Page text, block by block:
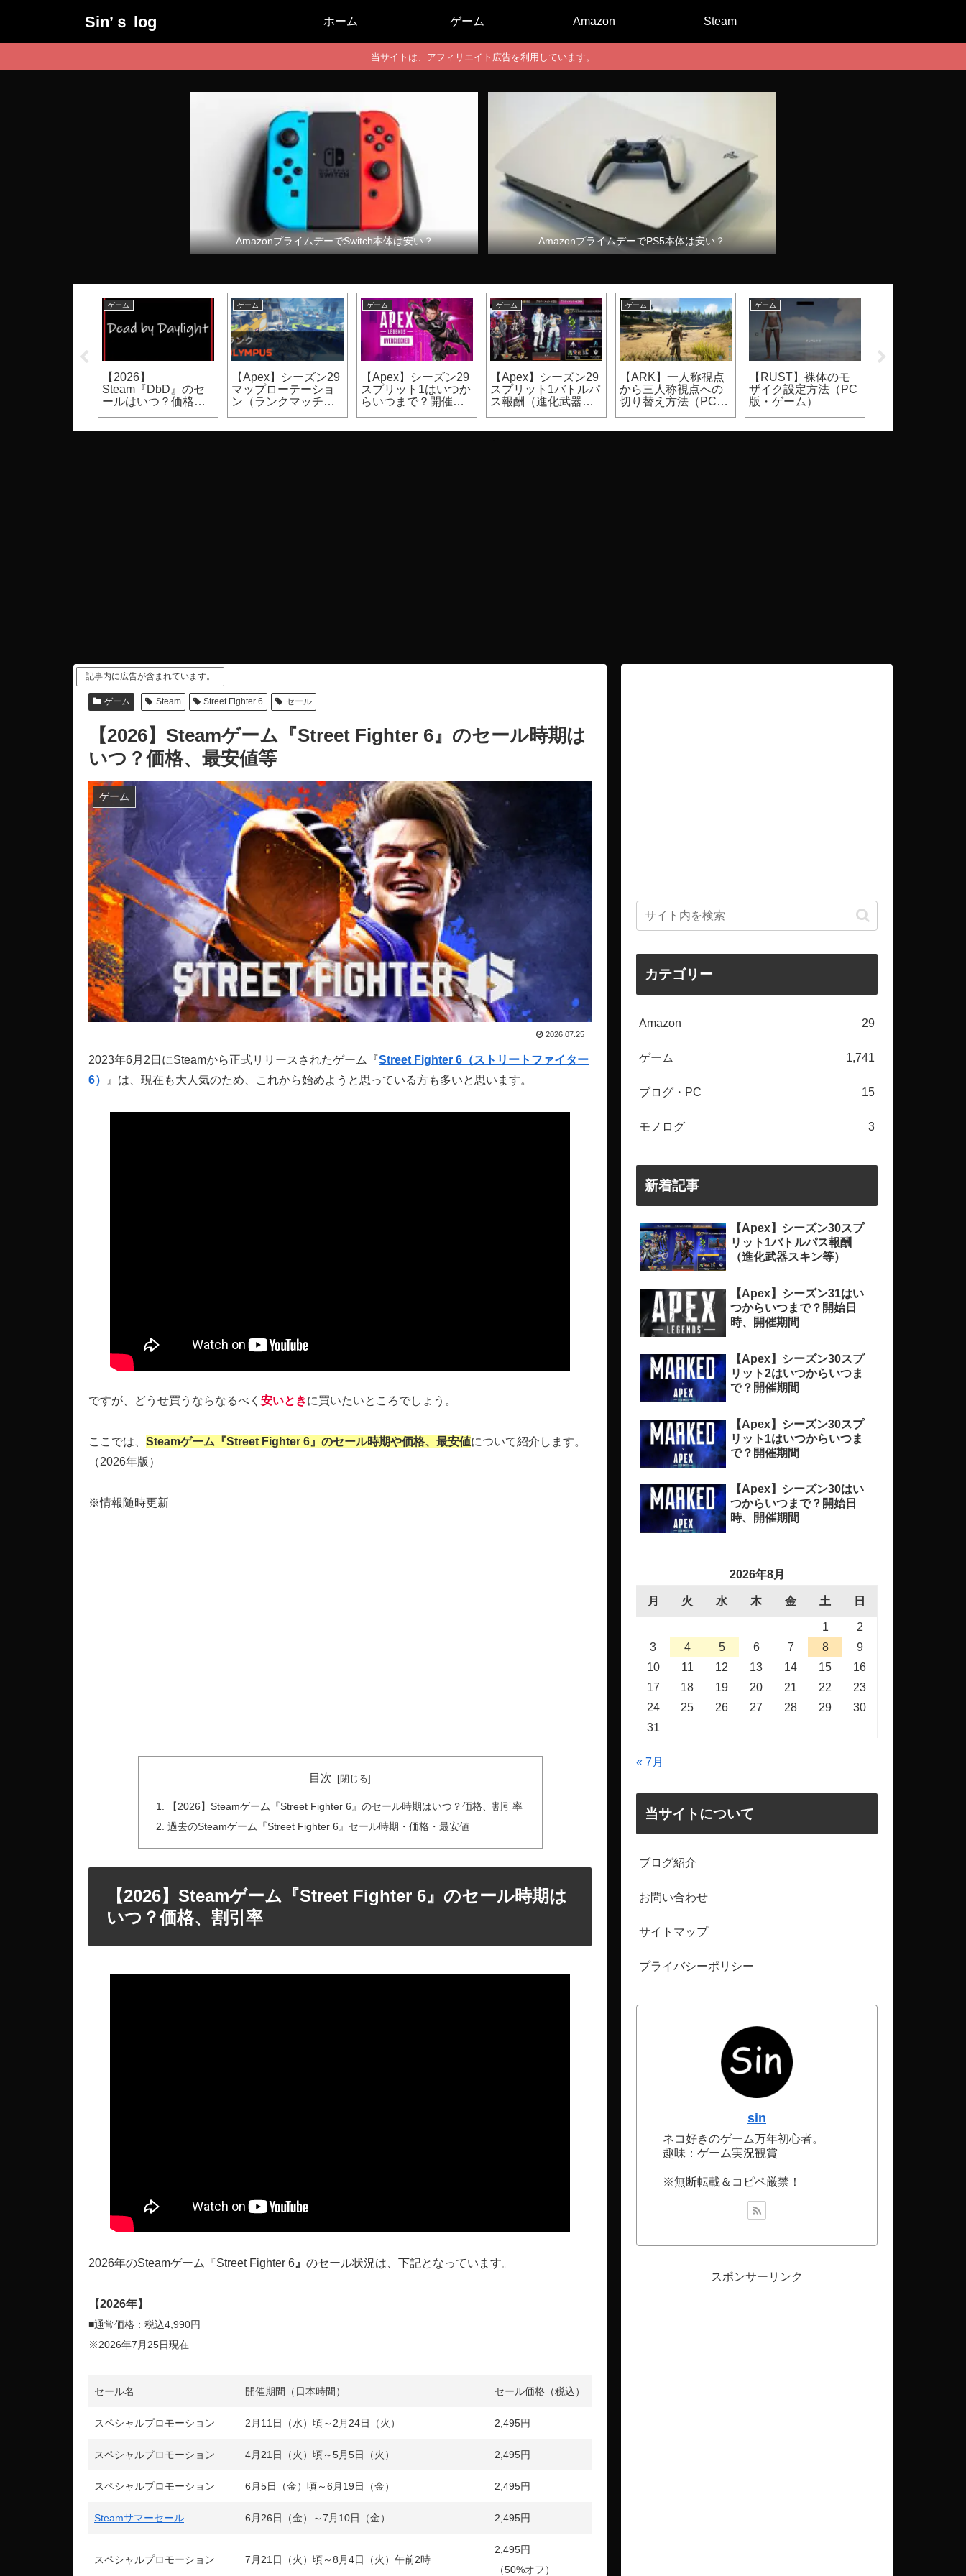
Sin’ｓ log ホーム ゲーム Amazon Steam
当サイトは、アフィリエイト広告を利用しています。
AmazonプライムデーでSwitch本体は安い？ AmazonプライムデーでPS5本体は安い？
ゲーム
【Apex】シーズン30
スプリット1バトルパ
ス報酬（進化武器ス
ゲーム
【Apex】シーズン30
はいつからいつま
で？開始日時、開催
ゲーム
【Apex】シーズン29
はいつからいつま
で？開催期間、終了
ゲーム
【Apex】シーズン29
スプリット2はいつか
らいつまで？開催期
ゲーム
【Apex】シーズン30
マップローテーショ
ン（ランクマッチ、
ゲーム
【Apex】サイバーパ
ンクコラボイベント
限定スキン、入手方
記事内に広告が含まれています。
ゲーム Steam Street Fighter 6 セール
【2026】Steamゲーム『Street Fighter 6』のセール時期は
いつ？価格、最安値等
ゲーム
2026.07.25
2023年6月2日にSteamから正式リリースされたゲーム『Street Fighter 6（ストリートファイター
6）
』は、現在も大人気のため、これから始めようと思っている方も多いと思います。
ですが、どうせ買うならなるべく 安いときに買いたいところでしょう。
ここでは、 Steamゲーム『Street Fighter 6』のセール時期や価格、最安値について紹介します。
（2026年版）
※情報随時更新
目次
【2026】Steamゲーム『Street Fighter 6』のセール時期はいつ？価格、割引率
過去のSteamゲーム『Street Fighter 6』セール時期・価格・最安値
【2026】Steamゲーム『Street Fighter 6』のセール時期は
いつ？価格、割引率
2026年のSteamゲーム『Street Fighter 6 』 のセール状況は、下記となっています。
【2026年】
■通常価格：税込4,990円
※2026年7月25日現在
セール名 開催期間（日本時間） セール価格（税込）
スペシャルプロモーション 2月11日（水）頃～2月24日（火） 2,495円
スペシャルプロモーション 4月21日（火）頃～5月5日（火） 2,495円
スペシャルプロモーション 6月5日（金）頃～6月19日（金） 2,495円
Steamサマーセール 6月26日（金）～7月10日（金） 2,495円
スペシャルプロモーション 7月21日（火）頃～8月4日（火）午前2時
2,495円
（50%オフ）
カテゴリー
Amazon 29
ゲーム 1,741
ブログ・PC 15
モノログ 3
新着記事
【Apex】シーズン30スプ
リット1バトルパス報酬
（進化武器スキン等）
【Apex】シーズン31はい
つからいつまで？開始日
時、開催期間
【Apex】シーズン30スプ
リット2はいつからいつま
で？開催期間
【Apex】シーズン30スプ
リット1はいつからいつま
で？開催期間
【Apex】シーズン30はい
つからいつまで？開始日
時、開催期間
2026年8月
月 火 水 木 金 土 日
1
2
3
4 5 6 7 8
9
10
11 12 13 14 15
16
17
18 19 20 21 22
23
24
25 26 27 28 29
30
31
« 7月
当サイトについて
ブログ紹介
お問い合わせ
サイトマップ
プライバシーポリシー
sin
ネコ好きのゲーム万年初心者。
趣味：ゲーム実況観賞
※無断転載＆コピペ厳禁！
スポンサーリンク